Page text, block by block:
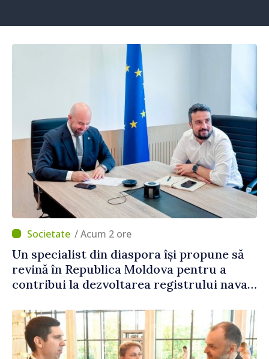
/ Acum 2 ore
Un specialist din diaspora își propune să
revină în Republica Moldova pentru a
contribui la dezvoltarea registrului naval